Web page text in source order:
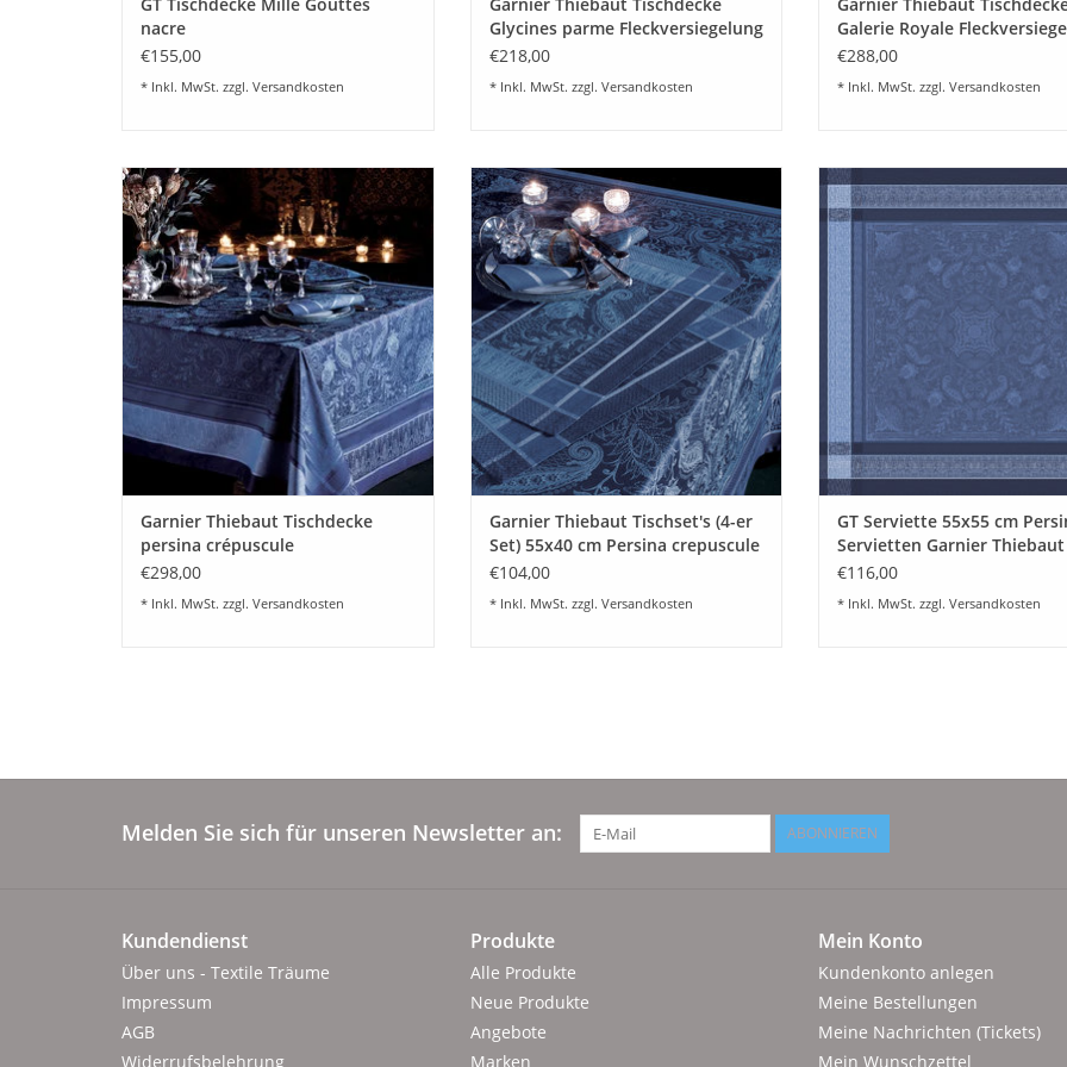
GT Tischdecke Mille Gouttes
nacre
€155,00
* Inkl. MwSt. zzgl. Versandkosten
Garnier Thiebaut Tischdecke
Glycines parme Fleckversiegelung
€218,00
* Inkl. MwSt. zzgl. Versandkosten
Garnier Thiebaut
Galerie Royale
€288,00
* Inkl. MwSt. zzgl. Versandkosten
Trendige Damast Tischdecke Persina
crépuscule von Garnier Thiebaut
Frankreich. Buntgewebter Damast aus
100% Baumwolle mit klassischem Jacquard
Webmuster.
ZUM WARENKORB HINZUFÜGEN
Garnier Thiebaut Tischdecke
persina crépuscule
€298,00
* Inkl. MwSt. zzgl. Versandkosten
Trendige Tischset's Garnier Thiebaut
Persina Garnier Thiebaut Tischset's (4-er
Set) 55x40 cm Persina crepuscule (4er Set),
Damast mit edlem gewebtem Muster .
100% Baumwolle mit Green Sweet
Versiegelung zum Schutz gegen Flecken.
ZUM WARENKORB HINZUFÜGEN
Garnier Thiebaut Tischset's (4-er
Set) 55x40 cm Persina crepuscule
€104,00
* Inkl. MwSt. zzgl. Versandkosten
Thiebaut Persina Tischset Garnier
Persina crepuscule , hochwertiger
mit feinem eingewebtem Muster.
100% Baumwolle.
ZUM WARENKORB
GT Serviette 55x55 cm
Servietten Garnier Thiebaut
Persina crepuscule(4er Set)
€116,00
* Inkl. MwSt. zzgl. Versandkosten
Melden Sie sich für unseren Newsletter an: ABONNIEREN
Kundendienst
Über uns - Textile Träume
Impressum
AGB
Widerrufsbelehrung
Produkte
Alle Produkte
Neue Produkte
Angebote
Marken
Mein Konto
Kundenkonto anlegen
Meine Bestellungen
Meine Nachrichten (Tickets)
Mein Wunschzettel